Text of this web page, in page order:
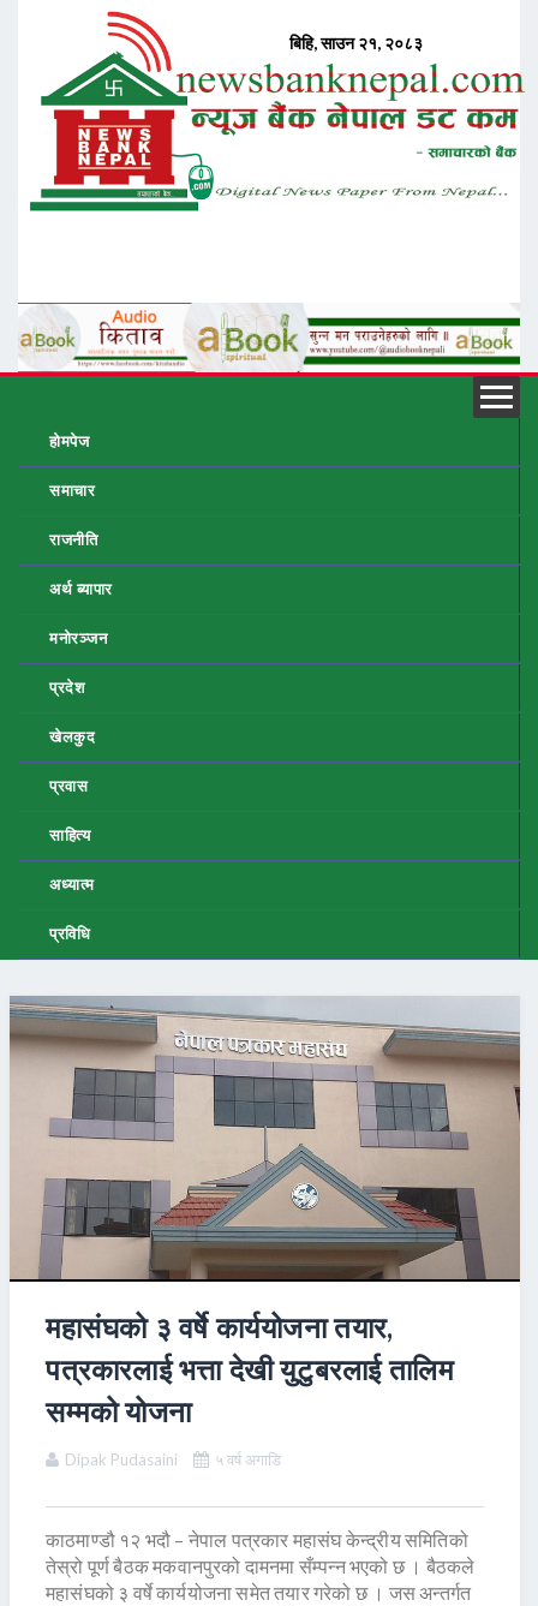
होमपेज
समाचार
राजनीति
अर्थ ब्यापार
मनोरञ्जन
प्रदेश
खेलकुद
प्रवास
साहित्य
अध्यात्म
प्रविधि
महासंघको ३ वर्षे कार्ययोजना तयार,
पत्रकारलाई भत्ता देखी युटुबरलाई तालिम
सम्मको योजना
Dipak Pudasaini ५ वर्ष अगाडि
काठमाण्डौ १२ भदौ – नेपाल पत्रकार महासंघ केन्द्रीय समितिको
तेस्रो पूर्ण बैठक मकवानपुरको दामनमा सँम्पन्न भएको छ । बैठकले
महासंघको ३ वर्षे कार्ययोजना समेत तयार गरेको छ । जस अन्तर्गत